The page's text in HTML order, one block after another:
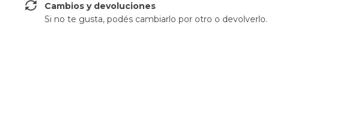
Cambios y devoluciones
Si no te gusta, podés cambiarlo por otro o devolverlo.